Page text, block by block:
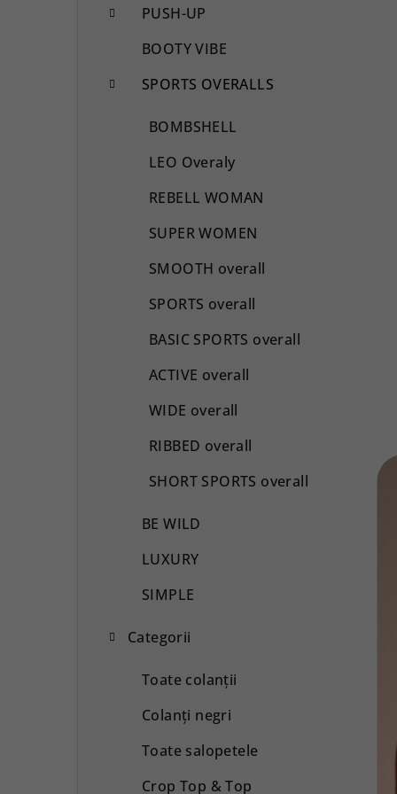
PUSH-UP
BOOTY VIBE
SPORTS OVERALLS
BOMBSHELL
LEO Overaly
REBELL WOMAN
SUPER WOMEN
SMOOTH overall
SPORTS overall
BASIC SPORTS overall
ACTIVE overall
WIDE overall
RIBBED overall
SHORT SPORTS overall
BE WILD
LUXURY
SIMPLE
Categorii
Toate colanții
Colanți negri
Toate salopetele
Crop Top & Top